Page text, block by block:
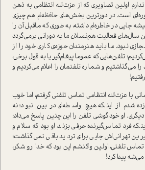
اولین تصاویری که از عزت‌الله انتظامی به ذهن
است. در دورترین بخش‌های حافظه‌ام هم چیزی
جایی در خاطره‌ام داشته، به طوری که ماقبل آن را
سال‌های فعالیت هم‌نسلان ما به دورانی برمی‌گردد
نبود. ما باید هنرمندان حوزه‌ی کاری خود را از
تلفن‌هایی که عموما پیغام‌گیر یا به قول برخی،
می‌گذاشتیم و شماره تلفنمان را اعلام می‌کردیم و
با عزت‌الله انتظامی تماس تلفنی گرفتم، اما خوب
از اینکه هیچ واسطه‌ای در بین نبود؛ نه
او خود گوشی تلفن را این چنین پاسخ می‌داد:
فرد تماس‌گیرنده حرفی بزند، او بود که سلام و
تهرانی‌اش جایی برای تردید باقی نمی‌گذاشت؛
تلفنی، اولین واکنشم این بود که خدا رو شکر،
پیدا کرد!